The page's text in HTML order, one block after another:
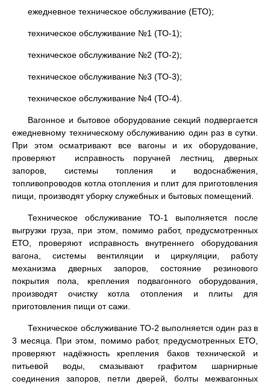
ежедневное техническое обслуживание (ЕТО);
техническое обслуживание №1 (ТО-1);
техническое обслуживание №2 (ТО-2);
техническое обслуживание №3 (ТО-3);
техническое обслуживание №4 (ТО-4).
Вагонное и бытовое оборудование секций подвергается
ежедневному техническому обслуживанию один раз в сутки.
При этом осматривают все вагоны и их оборудование,
проверяют исправность поручней лестниц, дверных
запоров, системы топления и водоснабжения,
топливопроводов котла отопления и плит для приготовления
пищи, производят уборку служебных и бытовых помещений.
Техническое обслуживание ТО-1 выполняется после
выгрузки груза, при этом, помимо работ, предусмотренных
ЕТО, проверяют исправность внутреннего оборудования
вагона, системы вентиляции и циркуляции, работу
механизма дверных запоров, состояние резинового
покрытия пола, крепления подвагонного оборудования,
производят очистку котла отопления и плиты для
приготовления пищи от сажи.
Техническое обслуживание ТО-2 выполняется один раз в
3 месяца. При этом, помимо работ, предусмотренных ЕТО,
проверяют надёжность крепления баков технической и
питьевой воды, смазывают графитом шарнирные
соединения запоров, петли дверей, болты межвагонных